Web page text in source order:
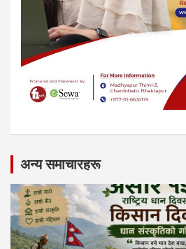
अन्य समाचारहरू